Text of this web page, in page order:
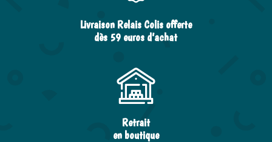
Livraison Relais Colis offerte
dès 59 euros d’achat
Retrait
en boutique